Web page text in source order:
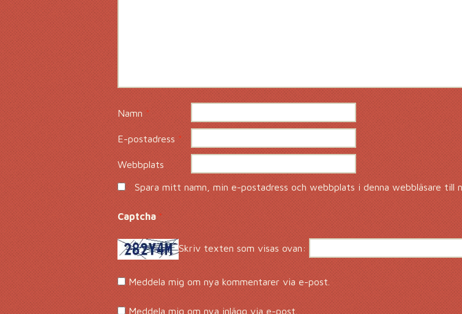
Namn*
E-postadress*
Webbplats
Spara mitt namn, min e-postadress och webbplats i denna webbläsare till
Captcha*
Skriv texten som visas ovan:
Meddela mig om nya kommentarer via e-post.
Meddela mig om nya inlägg via e-post.